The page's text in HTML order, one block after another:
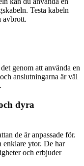
Testa kabeln
avbrott.
genom att använda en
anslutningarna är väl
dyra
de är anpassade för.
ytor. De har
och erbjuder